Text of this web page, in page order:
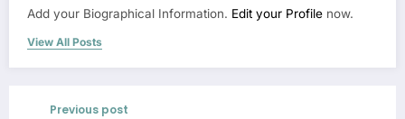
Add your Biographical Information. Edit your Profile now.
View All Posts
Previous post